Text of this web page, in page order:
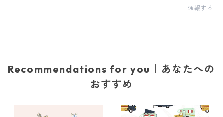
通報する
Recommendations for you｜あなたへの
おすすめ